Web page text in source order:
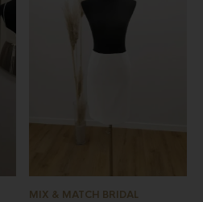
MIX & MATCH BRIDAL